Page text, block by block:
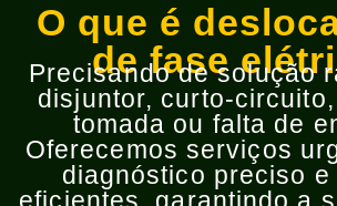
O que é
de fase
Precisando de solução
disjuntor, curto-
tomada ou falta de
Oferecemos serviços
diagnóstico preciso e